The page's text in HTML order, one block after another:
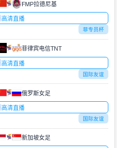
FMP拉德尼基
高清直播
菲专员杯
菲律宾电信TNT
高清直播
国际友谊
俄罗斯女足
高清直播
国际友谊
新加坡女足